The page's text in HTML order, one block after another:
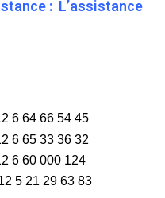
: L’assistance
6 64 66 54 45
6 65 33 36 32
6 60 000 124
5 21 29 63 83